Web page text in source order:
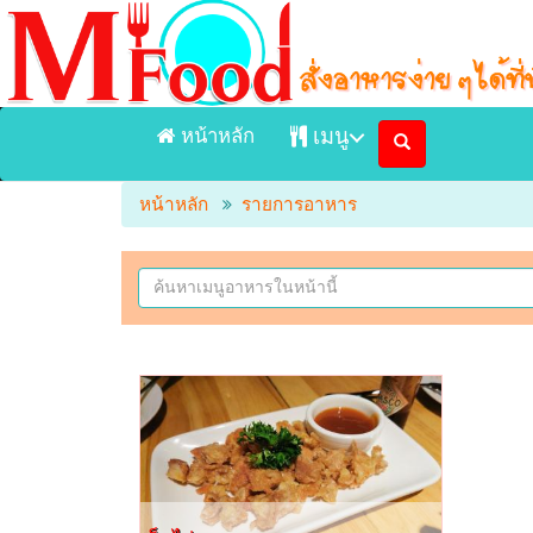
หน้าหลัก เมนู
หน้าแรก
เมนูอาหารจัดส่ง Delivery
หน้าหลัก รายการอาหาร